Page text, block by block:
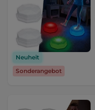
Neuheit
Sonderangebot